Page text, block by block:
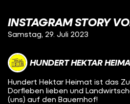
INSTAGRAM STORY
Samstag, 29. Juli 2023
HUNDERT HEKTAR
Hundert Hektar Heimat ist das
Dorfleben lieben und
(uns) auf den Bauernhof!